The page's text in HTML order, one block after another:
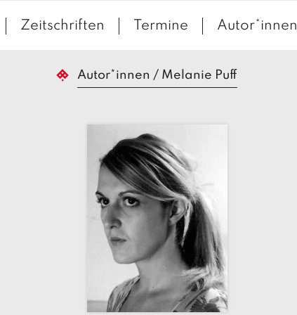
Zeitschriften Termine Autor*innen
Autor*innen / Melanie Puff